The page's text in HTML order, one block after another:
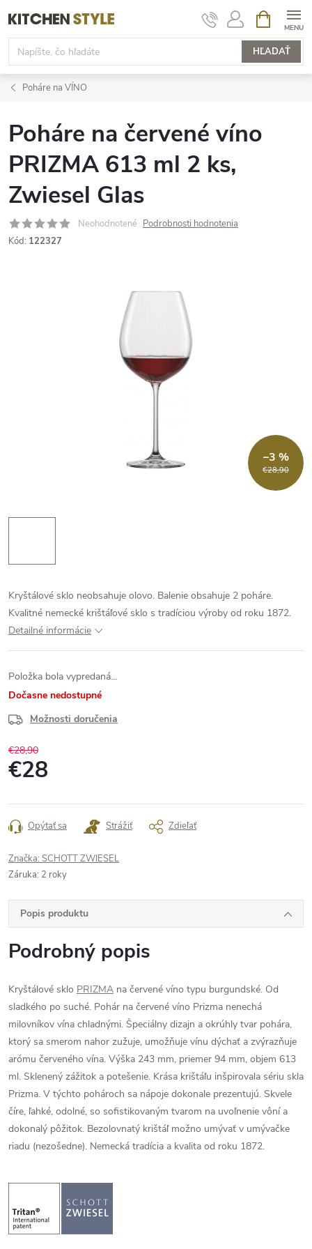
na
obsah
HĽADAŤ
KOŠÍK
Poháre na VÍNO
Poháre na červené víno
PRIZMA 613 ml 2 ks,
Zwiesel Glas
Neohodnotené Podrobnosti hodnotenia
Kód: 122327
€28,90
–3 %
Kryštálové sklo neobsahuje olovo. Balenie obsahuje 2 poháre.
Kvalitné nemecké krištáľové sklo s tradíciou výroby od roku 1872.
Detailné informácie
Položka bola vypredaná…
Dočasne nedostupné
Možnosti doručenia
€28,90
€28
cena:
Opýtať sa Strážiť Zdieľať
Značka: SCHOTT ZWIESEL
Záruka: 2 roky
Popis produktu
Podrobný popis
Kryštálové sklo PRIZMA na červené víno typu burgundské. Od
sladkého po suché. Pohár na červené víno Prizma nenechá
milovníkov vína chladnými. Špeciálny dizajn a okrúhly tvar pohára,
ktorý sa smerom nahor zužuje, umožňuje vínu dýchať a zvýrazňuje
arómu červeného vína. Výška 243 mm, priemer 94 mm, objem 613
ml. Sklenený zážitok a potešenie. Krása krištáľu inšpirovala sériu skla
Prizma. V týchto pohároch sa nápoje dokonale prezentujú. Skvele
číre, ľahké, odolné, so sofistikovaným tvarom na uvoľnenie vôní a
dokonalý pôžitok. Bezolovnatý krištáľ možno umývať v umývačke
riadu (nezošedne). Nemecká tradícia a kvalita od roku 1872.